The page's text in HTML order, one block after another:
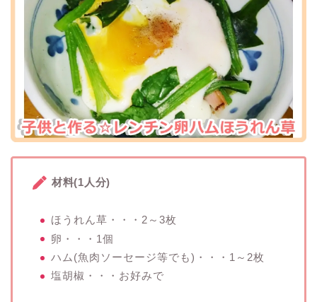
材料(1人分)
ほうれん草・・・2～3枚
卵・・・1個
ハム(魚肉ソーセージ等でも)・・・1～2枚
塩胡椒・・・お好みで